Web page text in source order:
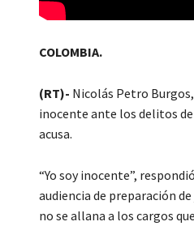
COLOMBIA.
(RT)- Nicolás Petro
inocente ante los delitos
acusa.
“Yo soy inocente”,
audiencia de preparación
no se allana a los cargos